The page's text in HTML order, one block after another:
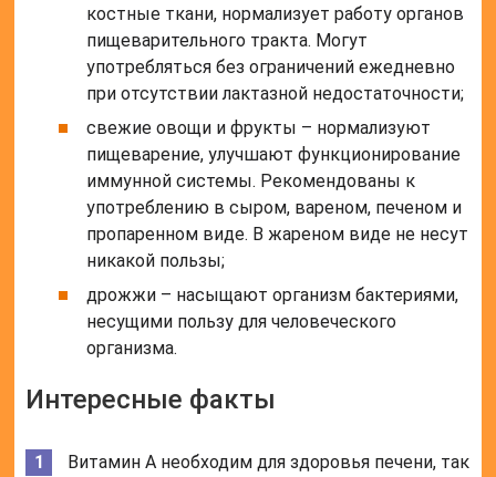
костные ткани, нормализует работу органов
пищеварительного тракта. Могут
употребляться без ограничений ежедневно
при отсутствии лактазной недостаточности;
свежие овощи и фрукты – нормализуют
пищеварение, улучшают функционирование
иммунной системы. Рекомендованы к
употреблению в сыром, вареном, печеном и
пропаренном виде. В жареном виде не несут
никакой пользы;
дрожжи – насыщают организм бактериями,
несущими пользу для человеческого
организма.
Интересные факты
Витамин А необходим для здоровья печени, так